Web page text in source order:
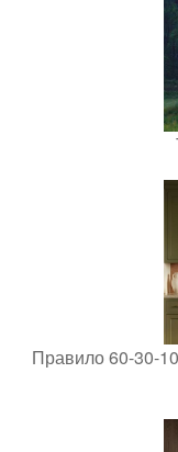
Правило 60-30-